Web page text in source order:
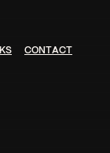
KS CONTACT